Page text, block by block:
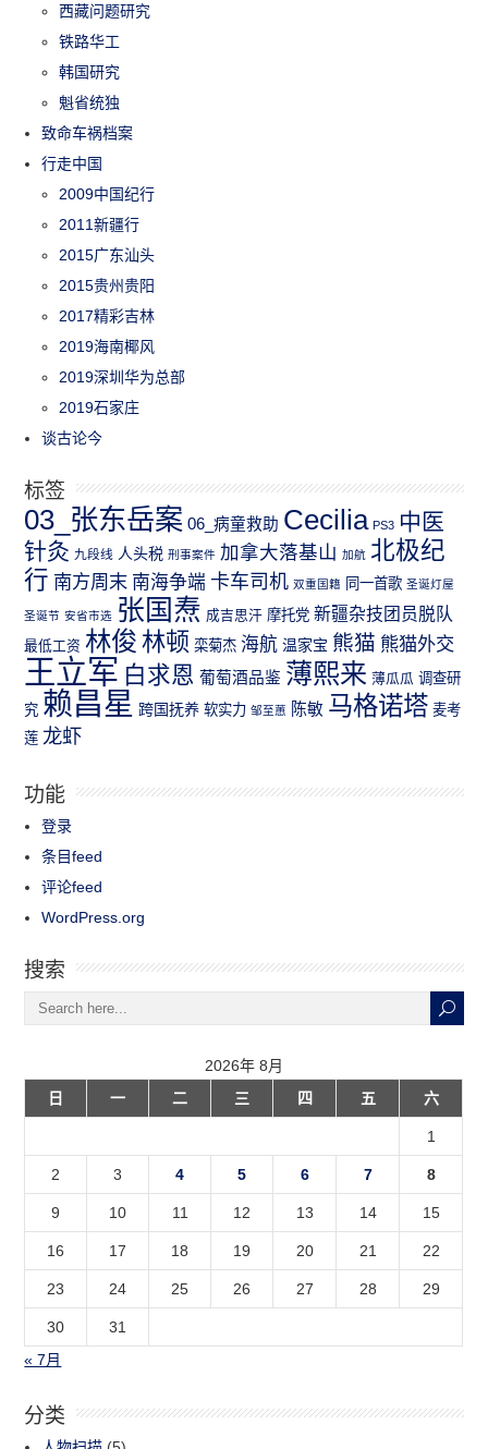
西藏问题研究
铁路华工
韩国研究
魁省统独
致命车祸档案
行走中国
2009中国纪行
2011新疆行
2015广东汕头
2015贵州贵阳
2017精彩吉林
2019海南椰风
2019深圳华为总部
2019石家庄
谈古论今
标签
03_张东岳案 06_病童救助 Cecilia PS3 中医
针灸 九段线 人头税 刑事案件 加拿大落基山 加航 北极纪
行 南方周末 南海争端 卡车司机 双重国籍 同一首歌 圣诞灯屋
圣诞节 安省市选 张国焘 成吉思汗 摩托党 新疆杂技团员脱队
最低工资 林俊 林顿 栾菊杰 海航 温家宝 熊猫 熊猫外交
王立军 白求恩 葡萄酒品鉴 薄熙来 薄瓜瓜 调查研
究 赖昌星 跨国抚养 软实力 邹至蕙 陈敏 马格诺塔 麦考
莲 龙虾
功能
登录
条目feed
评论feed
WordPress.org
搜索
2026年 8月
日
一 二 三 四 五 六
1
2 3 4 5 6 7 8
9 10 11 12 13 14 15
16 17 18 19 20 21 22
23 24 25 26 27 28 29
30
31
« 7月
分类